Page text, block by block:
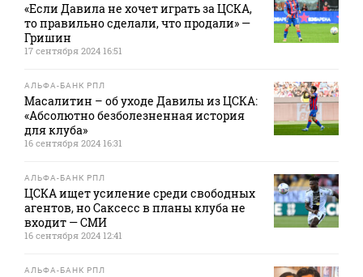
«Если Давила не хочет играть за ЦСКА,
то правильно сделали, что продали» —
Гришин
17 сентября 2024 16:51
АЛЬФА-БАНК РПЛ
Масалитин – об уходе Давилы из ЦСКА:
«Абсолютно безболезненная история
для клуба»
16 сентября 2024 16:31
АЛЬФА-БАНК РПЛ
ЦСКА ищет усиление среди свободных
агентов, но Саксесс в планы клуба не
входит — СМИ
16 сентября 2024 12:41
АЛЬФА-БАНК РПЛ